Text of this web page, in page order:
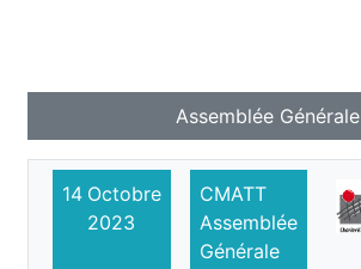
Assemblée Générale
14 Octobre
2023
CMATT
Assemblée
Générale